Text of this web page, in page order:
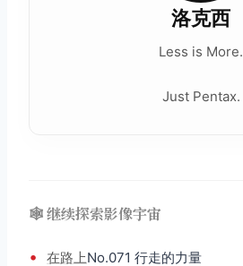
洛克西
Less is More.
Just Pentax.
🕸️ 继续探索影像宇宙
• 在路上No.071 行走的力量